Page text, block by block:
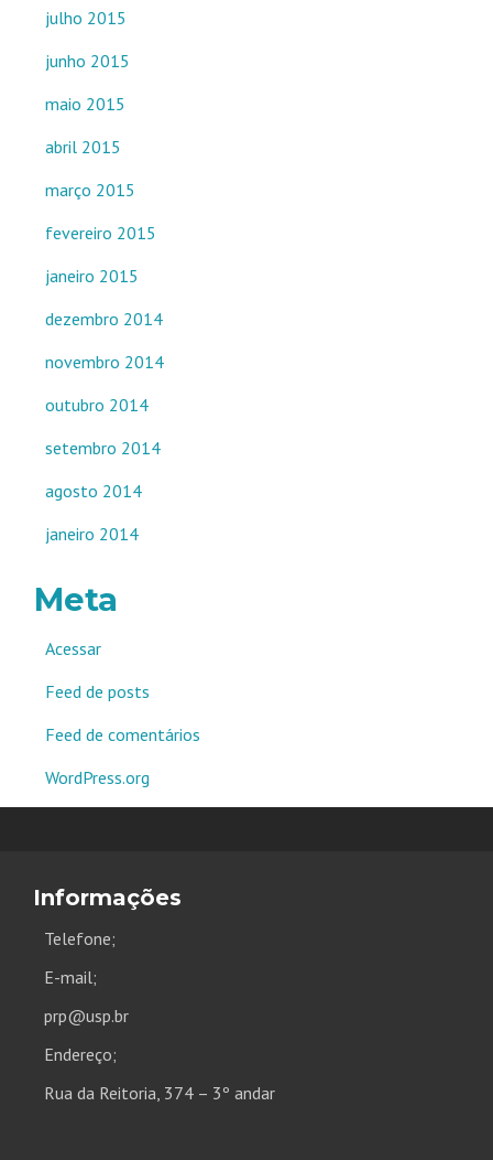
julho 2015
junho 2015
maio 2015
abril 2015
março 2015
fevereiro 2015
janeiro 2015
dezembro 2014
novembro 2014
outubro 2014
setembro 2014
agosto 2014
janeiro 2014
Meta
Acessar
Feed de posts
Feed de comentários
WordPress.org
Informações
Telefone;
E-mail;
prp@usp.br
Endereço;
Rua da Reitoria, 374 – 3º andar